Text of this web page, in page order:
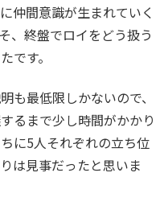
仲間意識が生まれていく
、終盤でロイをどう扱う
です。
も最低限しかないので、
るまで少し時間がかかり
に5人それぞれの立ち位
は見事だったと思いま